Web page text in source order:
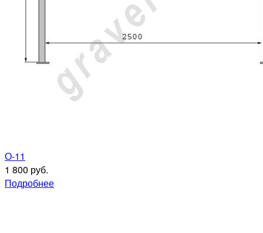
О-11
1 800 руб.
Подробнее